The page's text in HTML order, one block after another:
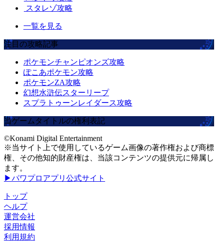
スタレゾ攻略
一覧を見る
注目の攻略記事
ポケモンチャンピオンズ攻略
ぽこあポケモン攻略
ポケモンZA攻略
幻想水滸伝スターリープ
スプラトゥーンレイダース攻略
当ゲームタイトルの権利表記
©Konami Digital Entertainment
※当サイト上で使用しているゲーム画像の著作権および商標
権、その他知的財産権は、当該コンテンツの提供元に帰属し
ます。
▶パワプロアプリ公式サイト
トップ
ヘルプ
運営会社
採用情報
利用規約